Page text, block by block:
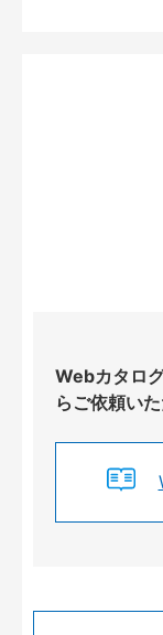
Webカタロ
らご依頼いた